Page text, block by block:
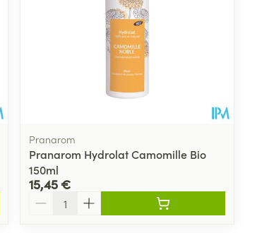
Pranarom
Pranarom Hydrolat Camomille Bio
150ml
15,45 €
Quantité